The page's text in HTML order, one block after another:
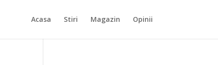
Acasa Stiri Magazin Opinii